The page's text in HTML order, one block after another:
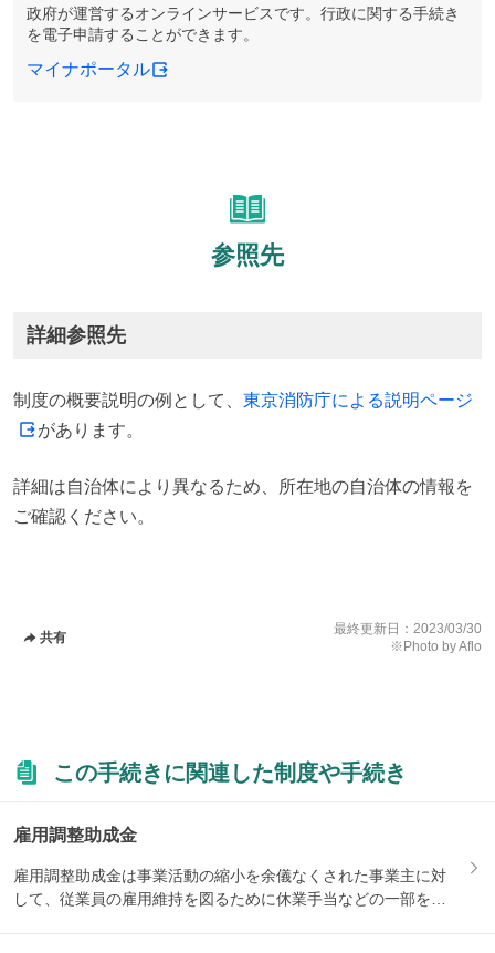
政府が運営するオンラインサービスです。行政に関する手続き
を電子申請することができます。
マイナポータル
参照先
詳細参照先
制度の概要説明の例として、 東京消防庁による説明ページ
があります。
詳細は自治体により異なるため、所在地の自治体の情報を
ご確認ください。
共有
最終更新日： 2023/03/30
※Photo by Aflo
この手続きに関連した制度や手続き
雇用調整助成金
雇用調整助成金は事業活動の縮小を余儀なくされた事業主に対
して、従業員の雇用維持を図るために休業手当などの一部を助